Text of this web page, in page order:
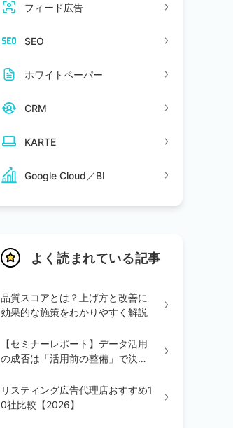
フィード広告
SEO
ホワイトペーパー
CRM
KARTE
Google Cloud／BI
よく読まれている記事
品質スコアとは？上げ方と改善に
効果的な施策をわかりやすく解説
【セミナーレポート】データ活用
の成否は「活用前の整備」で決ま
3ステップを解説
リスティング広告代理店おすすめ1
0社比較【2026】